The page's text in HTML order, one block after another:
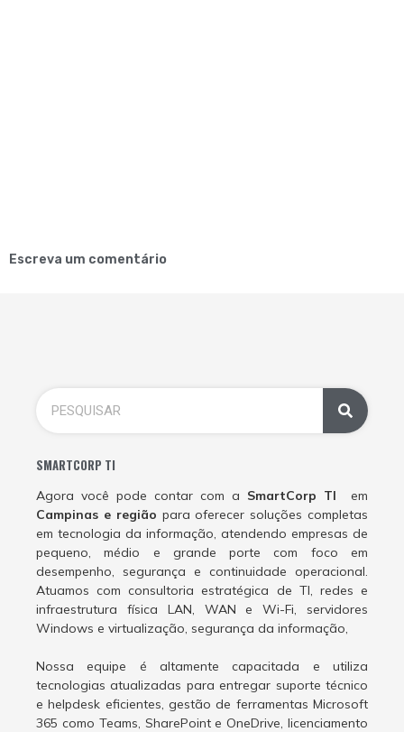
Escreva um comentário
SMARTCORP TI
Agora você pode contar com a SmartCorp TI em
Campinas e região para oferecer soluções completas
em tecnologia da informação, atendendo empresas de
pequeno, médio e grande porte com foco em
desempenho, segurança e continuidade operacional.
Atuamos com consultoria estratégica de TI, redes e
infraestrutura física LAN, WAN e Wi-Fi, servidores
Windows e virtualização, segurança da informação,
Nossa equipe é altamente capacitada e utiliza
tecnologias atualizadas para entregar suporte técnico
e helpdesk eficientes, gestão de ferramentas Microsoft
365 como Teams, SharePoint e OneDrive, licenciamento